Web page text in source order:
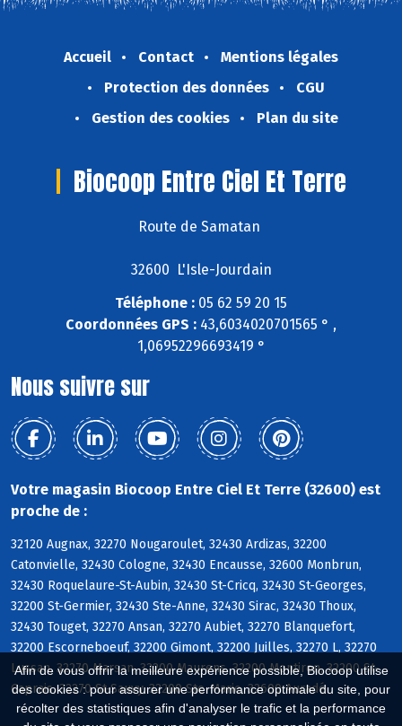
Afin de vous offrir la meilleure expérience possible, Biocoop utilise
des cookies : pour assurer une performance optimale du site, pour
récolter des statistiques afin d'analyser le trafic et la performance
Accueil Contact
Mentions légales
Protection des données
CGU
Gestion des cookies
Plan du site
Biocoop Entre Ciel Et Terre
Route de Samatan
32600 L'Isle-Jourdain
Téléphone : 05 62 59 20 15
Coordonnées GPS : 43,6034020701565 ° ,
1,06952296693419 °
Nous suivre sur
Votre magasin Biocoop Entre Ciel Et Terre (32600) est
proche de :
32120 Augnax, 32270 Nougaroulet, 32430 Ardizas, 32200
Catonvielle, 32430 Cologne, 32430 Encausse, 32600 Monbrun,
32430 Roquelaure-St-Aubin, 32430 St-Cricq, 32430 St-Georges,
32200 St-Germier, 32430 Ste-Anne, 32430 Sirac, 32430 Thoux,
32430 Touget, 32270 Ansan, 32270 Aubiet, 32270 Blanquefort,
32200 Escorneboeuf, 32200 Gimont, 32200 Juilles, 32270 L, 32270
Lussan, 32270 Marsan, 32200 Maurens, 32200 Montiron, 32200 St-
Caprais, 32270 St-Sauvy, 32200 Ste-Marie, 32600 Auradé